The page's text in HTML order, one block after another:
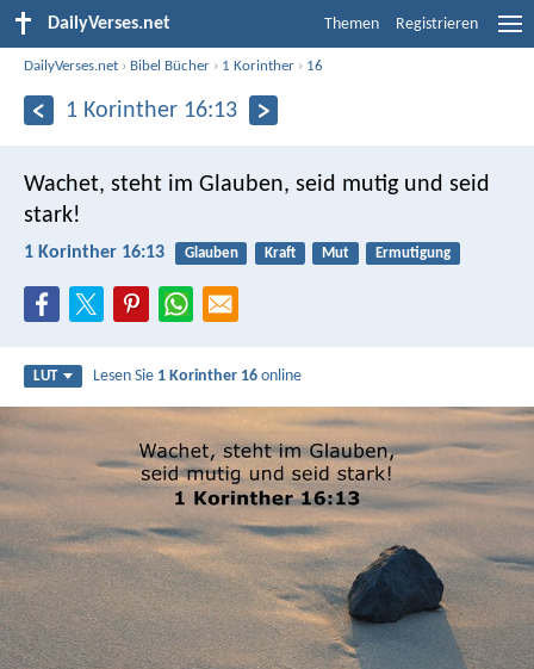
DailyVerses.net Themen Registrieren
DailyVerses.net › Bibel Bücher › 1 Korinther › 16
1 Korinther 16:13
Wachet, steht im Glauben, seid mutig und seid
stark!
1 Korinther 16:13 Glauben Kraft Mut Ermutigung
LUT Lesen Sie 1 Korinther 16 online